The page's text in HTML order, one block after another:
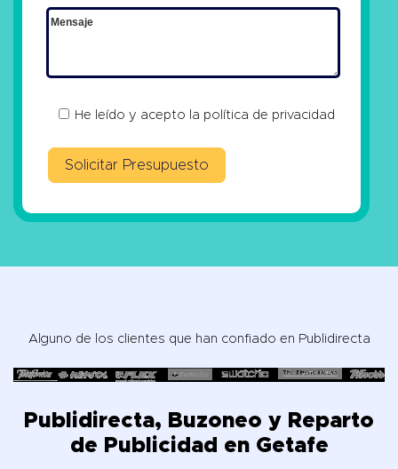
He leído y acepto la política de privacidad
Alguno de los clientes que han confiado en Publidirecta
Publidirecta, Buzoneo y Reparto
de Publicidad en Getafe